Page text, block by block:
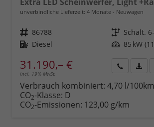
unverbindliche Lieferzeit: 4 Monate Neuwagen
Fahrzeugnr. 86788 Getriebe Schalt.
Kraftstoff Diesel Leistung 85 kW
31.190,– €
incl. 19% MwSt.
anfordern
Datei,
Verbrauch kombiniert: 4,70 l/100km
CO2-Klasse: D
CO2-Emissionen: 123,00 g/km